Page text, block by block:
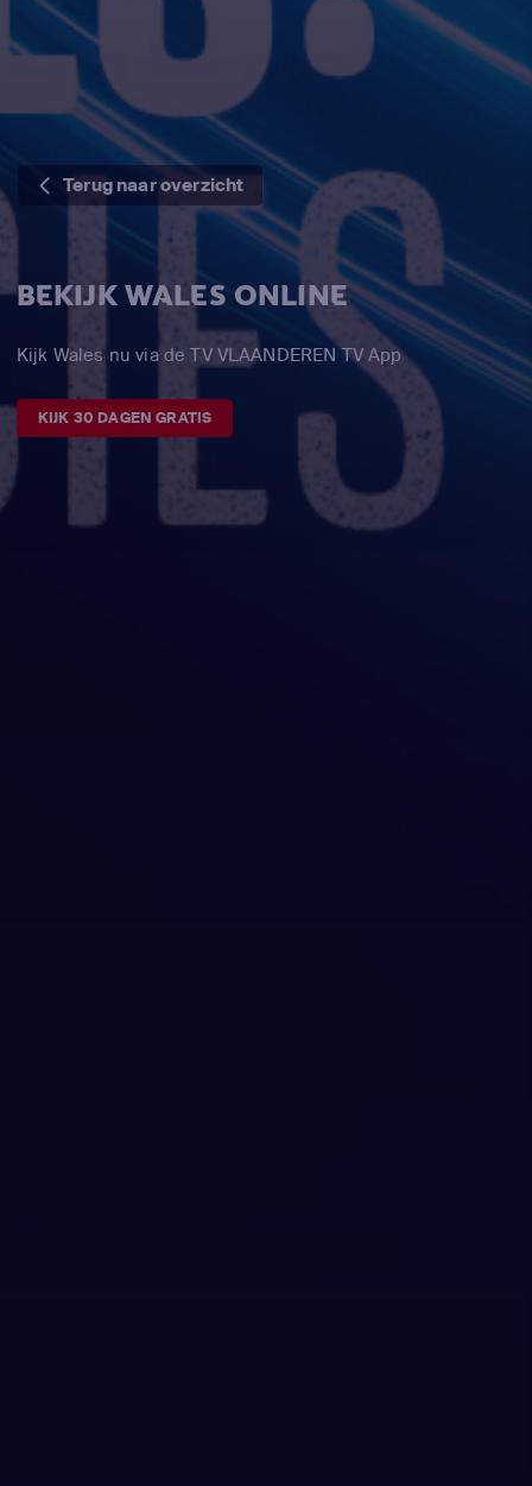
Terug naar overzicht
BEKIJK WALES ONLINE
Kijk Wales nu via de TV VLAANDEREN TV App
KIJK 30 DAGEN GRATIS